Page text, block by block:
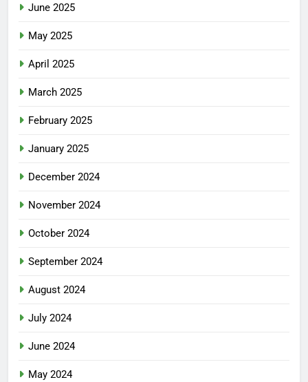
June 2025
May 2025
April 2025
March 2025
February 2025
January 2025
December 2024
November 2024
October 2024
September 2024
August 2024
July 2024
June 2024
May 2024